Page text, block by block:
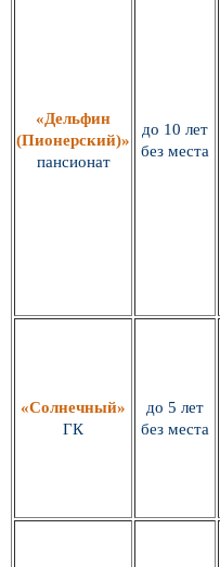
«Дельфин
(Пионерский)»
пансионат
до 10 лет
без места
«Солнечный»
ГК
до 5 лет
без места